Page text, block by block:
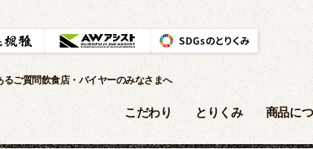
るご質問飲食店・バイヤーのみなさまへ
こだわり とりくみ 商品に